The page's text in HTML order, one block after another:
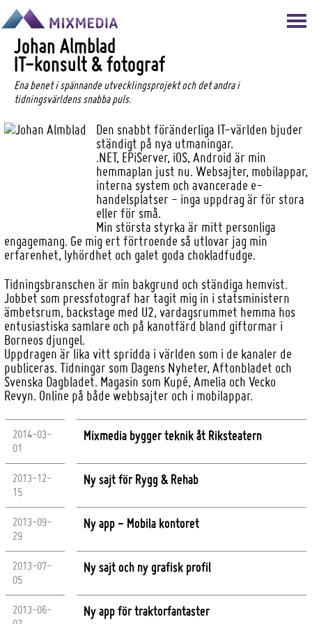
Johan Almblad
IT-konsult & fotograf
Ena benet i spännande utvecklingsprojekt och det andra i
tidningsvärldens snabba puls.
Den snabbt föränderliga IT-världen bjuder
ständigt på nya utmaningar.
.NET, EPiServer, iOS, Android är min
hemmaplan just nu. Websajter, mobilappar,
interna system och avancerade e-
handelsplatser - inga uppdrag är för stora
eller för små.
Min största styrka är mitt personliga
engagemang. Ge mig ert förtroende så utlovar jag min
erfarenhet, lyhördhet och galet goda chokladfudge.
Tidningsbranschen är min bakgrund och ständiga hemvist.
Jobbet som pressfotograf har tagit mig in i statsministern
ämbetsrum, backstage med U2, vardagsrummet hemma hos
entusiastiska samlare och på kanotfärd bland giftormar i
Borneos djungel.
Uppdragen är lika vitt spridda i världen som i de kanaler de
publiceras. Tidningar som Dagens Nyheter, Aftonbladet och
Svenska Dagbladet. Magasin som Kupé, Amelia och Vecko
Revyn. Online på både webbsajter och i mobilappar.
2014-03-
01
Mixmedia bygger teknik åt Riksteatern
2013-12-
15
Ny sajt för Rygg & Rehab
2013-09-
29
Ny app - Mobila kontoret
2013-07-
05
Ny sajt och ny grafisk profil
2013-06-
Ny app för traktorfantaster